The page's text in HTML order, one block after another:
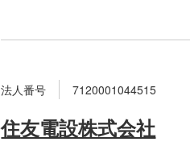
法人番号 7120001044515
住友電設株式会社